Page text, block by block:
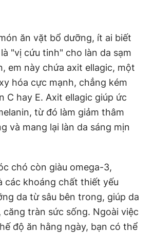
ăn vặt bổ dưỡng, ít ai biết
"vị cứu tinh" cho làn da sạm
em này chứa axit ellagic, một
hóa cực mạnh, chẳng kém
C hay E. Axit ellagic giúp ức
từ đó làm giảm thâm
và mang lại làn da sáng mịn
chó còn giàu omega-3,
các khoáng chất thiết yếu
da từ sâu bên trong, giúp da
căng tràn sức sống. Ngoài việc
độ ăn hằng ngày, bạn có thể